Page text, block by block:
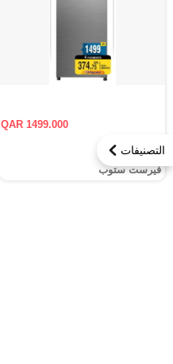
التصنيفات
QAR 1499.000
فيرست ستوب